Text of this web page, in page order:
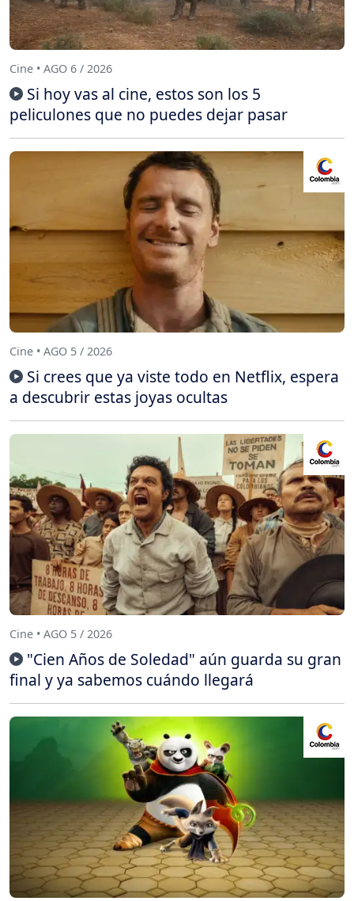
Cine • AGO 6 / 2026
Si hoy vas al cine, estos son los 5
peliculones que no puedes dejar pasar
Cine • AGO 5 / 2026
Si crees que ya viste todo en Netflix, espera
a descubrir estas joyas ocultas
Cine • AGO 5 / 2026
"Cien Años de Soledad" aún guarda su gran
final y ya sabemos cuándo llegará